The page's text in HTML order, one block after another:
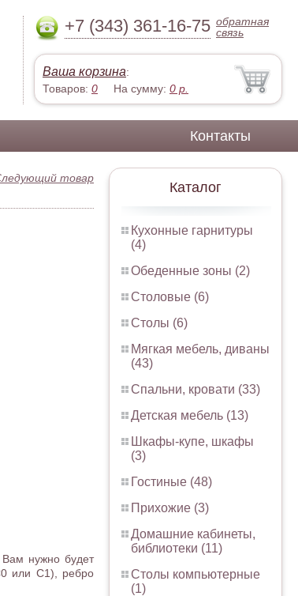
+7 (343) 361-16-75 обратная
связь
Ваша корзина:
Товаров: 0 На сумму: 0 р.
Контакты
Каталог
Кухонные гарнитуры
(4)
Обеденные зоны (2)
Столовые (6)
Столы (6)
Мягкая мебель, диваны
(43)
Спальни, кровати (33)
Детская мебель (13)
Шкафы-купе, шкафы
(3)
Гостиные (48)
Прихожие (3)
Домашние кабинеты,
библиотеки (11)
Столы компьютерные
(1)
товар
нужно будет
или С1), ребро